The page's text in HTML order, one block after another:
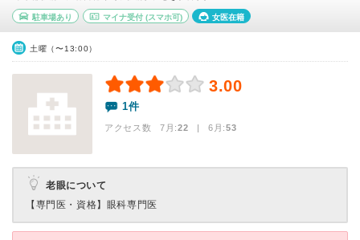
駐車場あり マイナ受付(スマホ可) 女医在籍
土曜（〜13:00）
3.00
1件
アクセス数 7月:22 | 6月:53
老眼について
【専門医・資格】 眼科専門医